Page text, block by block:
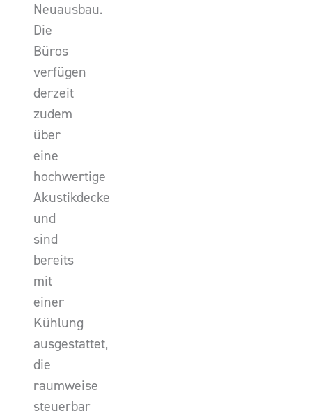
Neuausbau.
Die
Büros
verfügen
derzeit
zudem
über
eine
hochwertige
Akustikdecke
und
sind
bereits
mit
einer
Kühlung
ausgestattet,
die
raumweise
steuerbar